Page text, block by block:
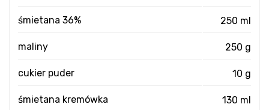
śmietana 36% 250 ml
maliny 250 g
cukier puder 10 g
śmietana kremówka 130 ml